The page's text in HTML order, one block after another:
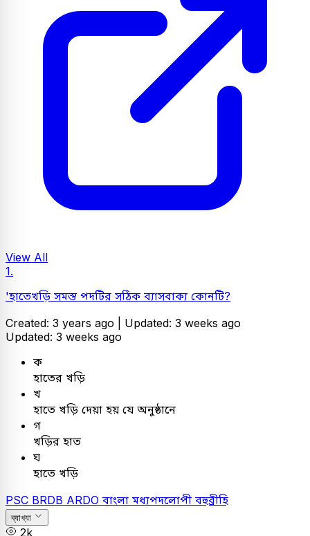
View All
1.
'হাতেখড়ি সমস্ত পদটির সঠিক ব্যাসবাক্য কোনটি?
Created: 3 years ago | Updated: 3 weeks ago
Updated: 3 weeks ago
ক
হাতের খড়ি
খ
হাতে খড়ি দেয়া হয় যে অনুষ্ঠানে
গ
খড়ির হাত
ঘ
হাতে খড়ি
PSC BRDB ARDO বাংলা মধ্যপদলোপী বহুব্রীহি
ব্যাখ্যা
2k